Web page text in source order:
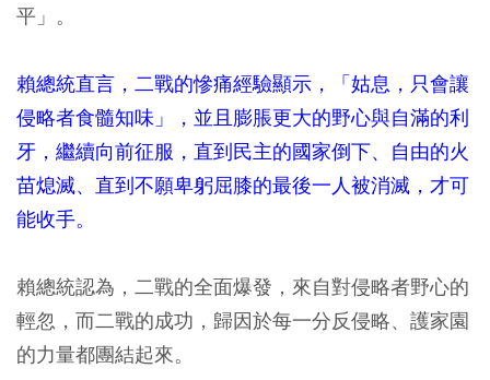
平」。
賴總統直言，二戰的慘痛經驗顯示，「姑息，只會讓
侵略者食髓知味」，並且膨脹更大的野心與自滿的利
牙，繼續向前征服，直到民主的國家倒下、自由的火
苗熄滅、直到不願卑躬屈膝的最後一人被消滅，才可
能收手。
賴總統認為，二戰的全面爆發，來自對侵略者野心的
輕忽，而二戰的成功，歸因於每一分反侵略、護家園
的力量都團結起來。